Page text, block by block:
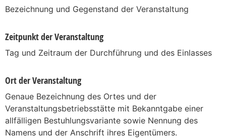
Bezeichnung und Gegenstand der Veranstaltung
Zeitpunkt der Veranstaltung
Tag und Zeitraum der Durchführung und des Einlasses
Ort der Veranstaltung
Genaue Bezeichnung des Ortes und der
Veranstaltungsbetriebsstätte mit Bekanntgabe einer
allfälligen Bestuhlungsvariante sowie Nennung des
Namens und der Anschrift ihres Eigentümers.